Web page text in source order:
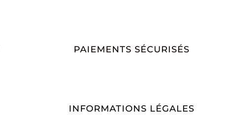
PAIEMENTS SÉCURISÉS
INFORMATIONS LÉGALES